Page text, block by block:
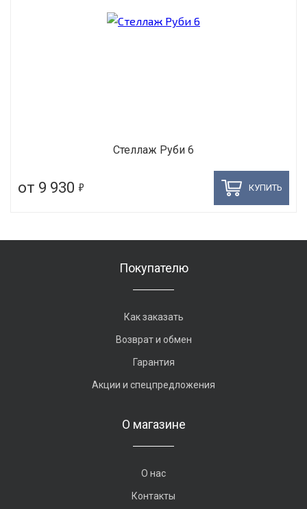
Стеллаж Руби 6
от 9 930 5 КУПИТЬ
Покупателю
Как заказать
Возврат и обмен
Гарантия
Акции и спецпредложения
О магазине
О нас
Контакты